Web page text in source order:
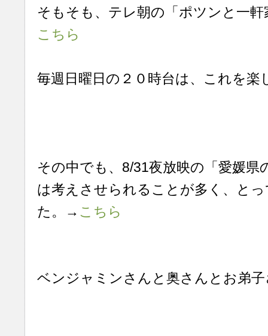
そもそも、テレ朝の「ポツンと一
こちら
毎週日曜日の２０時台は、これを楽
その中でも、8/31夜放映の「愛媛県
は考えさせられることが多く、と
た。→ こちら
ベンジャミンさんと奥さんとお弟